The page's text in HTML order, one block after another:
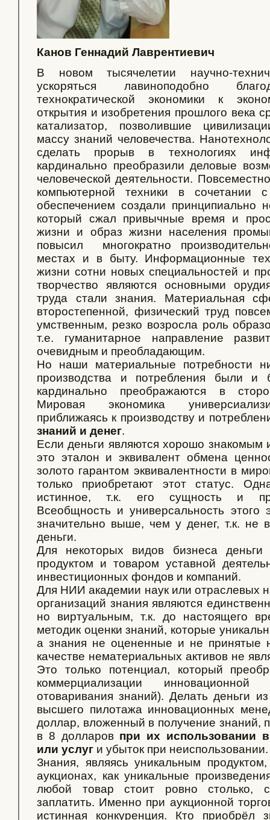
Канов Геннадий Лаврентиевич
В новом тысячелетии научно-
ускоряться лавиноподобно
технократической экономики к
открытия и изобретения прошлого века
катализатор, позволившие
массу знаний человечества.
сделать прорыв в технологиях
кардинально преобразили деловые
человеческой деятельности.
компьютерной техники в
обеспечением создали принципиально
который сжал привычные время и
жизни и образ жизни населения
повысил многократно
местах и в быту. Информационные
жизни сотни новых специальностей и
творчество являются основными
труда стали знания. Материальная
второстепенной, физический труд
умственным, резко возросла роль
т.е. гуманитарное направление
очевидным и преобладающим.
Но наши материальные потребности
производства и потребления были и
кардинально преображаются в
Мировая экономика
приближаясь к производству и
знаний и денег.
Если деньги являются хорошо знакомым
это эталон и эквивалент обмена
золото гарантом эквивалентности в
только приобретают этот статус.
истинное, т.к. его сущность и
Всеобщность и универсальность этого
значительно выше, чем у денег, т.к. не
деньги.
Для некоторых видов бизнеса деньги
продуктом и товаром уставной
инвестиционных фондов и компаний.
Для НИИ академии наук или отраслевых
организаций знания являются
но виртуальным, т.к. до настоящего
методик оценки знаний, которые
а знания не оцененные и не принятые
качестве нематериальных активов не
Это только потенциал, который
коммерциализации инновационной
отоваривания знаний). Делать деньги
высшего пилотажа инновационных
доллар, вложенный в получение знаний,
в 8 долларов при их использовании
или услуг и убыток при неиспользовании.
Знания, являясь уникальным
аукционах, как уникальные
любой товар стоит ровно столько,
заплатить. Именно при аукционной
истинная конкуренция. Кто